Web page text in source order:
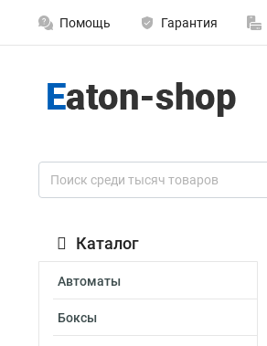
Помощь Гарантия
Каталог
Автоматы
Боксы